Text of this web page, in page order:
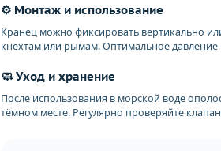
⚙️ Монтаж и использование
Кранец можно фиксировать вертикально
кнехтам или рымам. Оптимальное
🧼 Уход и хранение
После использования в морской воде
тёмном месте. Регулярно проверяйте